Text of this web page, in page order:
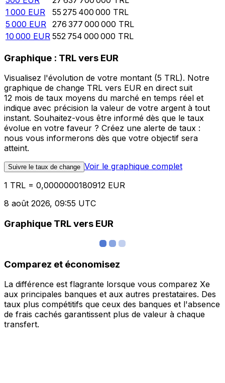
1 000 EUR 55 275 400 000 TRL
5 000 EUR 276 377 000 000 TRL
10 000 EUR 552 754 000 000 TRL
Graphique : TRL vers EUR
Visualisez l'évolution de votre montant (5 TRL). Notre
graphique de change TRL vers EUR en direct suit
12 mois de taux moyens du marché en temps réel et
indique avec précision la valeur de votre argent à tout
instant. Souhaitez-vous être informé dès que le taux
évolue en votre faveur ? Créez une alerte de taux :
nous vous informerons dès que votre objectif sera
atteint.
Suivre le taux de change Voir le graphique complet
1 TRL = 0,0000000180912 EUR
8 août 2026, 09:55 UTC
Graphique TRL vers EUR
Comparez et économisez
La différence est flagrante lorsque vous comparez Xe
aux principales banques et aux autres prestataires. Des
taux plus compétitifs que ceux des banques et l'absence
de frais cachés garantissent plus de valeur à chaque
transfert.